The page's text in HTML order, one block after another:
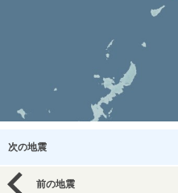
次の地震
前の地震